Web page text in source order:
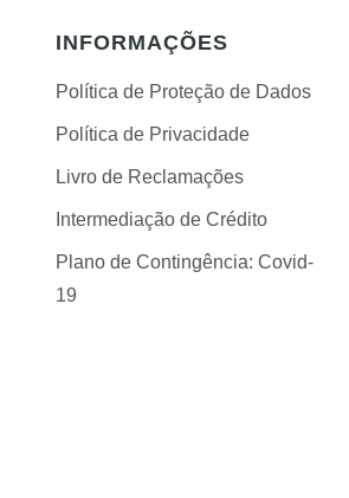
INFORMAÇÕES
Política de Proteção de Dados
Política de Privacidade
Livro de Reclamações
Intermediação de Crédito
Plano de Contingência: Covid-
19